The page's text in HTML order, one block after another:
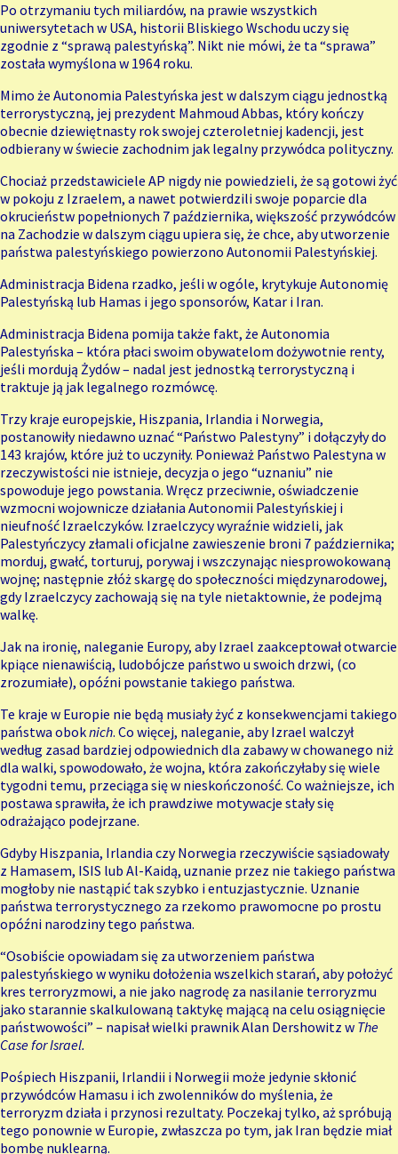
Po otrzymaniu tych miliardów, na prawie wszystkich
uniwersytetach w USA, historii Bliskiego Wschodu uczy się
zgodnie z “sprawą palestyńską”. Nikt nie mówi, że ta “sprawa”
została wymyślona w 1964 roku.
Mimo że Autonomia Palestyńska jest w dalszym ciągu jednostką
terrorystyczną, jej prezydent Mahmoud Abbas, który kończy
obecnie dziewiętnasty rok swojej czteroletniej kadencji, jest
odbierany w świecie zachodnim jak legalny przywódca polityczny.
Chociaż przedstawiciele AP nigdy nie powiedzieli, że są gotowi żyć
w pokoju z Izraelem, a nawet potwierdzili swoje poparcie dla
okrucieństw popełnionych 7 października, większość przywódców
na Zachodzie w dalszym ciągu upiera się, że chce, aby utworzenie
państwa palestyńskiego powierzono Autonomii Palestyńskiej.
Administracja Bidena rzadko, jeśli w ogóle, krytykuje Autonomię
Palestyńską lub Hamas i jego sponsorów, Katar i Iran.
Administracja Bidena pomija także fakt, że Autonomia
Palestyńska – która płaci swoim obywatelom dożywotnie renty,
jeśli mordują Żydów – nadal jest jednostką terrorystyczną i
traktuje ją jak legalnego rozmówcę.
Trzy kraje europejskie, Hiszpania, Irlandia i Norwegia,
postanowiły niedawno uznać “Państwo Palestyny” i dołączyły do
143 krajów, które już to uczyniły. Ponieważ Państwo Palestyna w
rzeczywistości nie istnieje, decyzja o jego “uznaniu” nie
spowoduje jego powstania. Wręcz przeciwnie, oświadczenie
wzmocni wojownicze działania Autonomii Palestyńskiej i
nieufność Izraelczyków. Izraelczycy wyraźnie widzieli, jak
Palestyńczycy złamali oficjalne zawieszenie broni 7 października;
morduj, gwałć, torturuj, porywaj i wszczynając niesprowokowaną
wojnę; następnie złóż skargę do społeczności międzynarodowej,
gdy Izraelczycy zachowają się na tyle nietaktownie, że podejmą
walkę.
Jak na ironię, naleganie Europy, aby Izrael zaakceptował otwarcie
kpiące nienawiścią, ludobójcze państwo u swoich drzwi, (co
zrozumiałe), opóźni powstanie takiego państwa.
Te kraje w Europie nie będą musiały żyć z konsekwencjami takiego
państwa oboknich. Co więcej, naleganie, aby Izrael walczył
według zasad bardziej odpowiednich dla zabawy w chowanego niż
dla walki, spowodowało, że wojna, która zakończyłaby się wiele
tygodni temu, przeciąga się w nieskończoność. Co ważniejsze, ich
postawa sprawiła, że ich prawdziwe motywacje stały się
odrażająco podejrzane.
Gdyby Hiszpania, Irlandia czy Norwegia rzeczywiście sąsiadowały
z Hamasem, ISIS lub Al-Kaidą, uznanie przez nie takiego państwa
mogłoby nie nastąpić tak szybko i entuzjastycznie. Uznanie
państwa terrorystycznego za rzekomo prawomocne po prostu
opóźni narodziny tego państwa.
“Osobiście opowiadam się za utworzeniem państwa
palestyńskiego w wyniku dołożenia wszelkich starań, aby położyć
kres terroryzmowi, a nie jako nagrodę za nasilanie terroryzmu
jako starannie skalkulowaną taktykę mającą na celu osiągnięcie
państwowości” – napisał wielki prawnik Alan Dershowitz w The
Case for Israel.
Pośpiech Hiszpanii, Irlandii i Norwegii może jedynie skłonić
przywódców Hamasu i ich zwolenników do myślenia, że
terroryzm działa i przynosi rezultaty. Poczekaj tylko, aż spróbują
tego ponownie w Europie, zwłaszcza po tym, jak Iran będzie miał
bombę nuklearną.